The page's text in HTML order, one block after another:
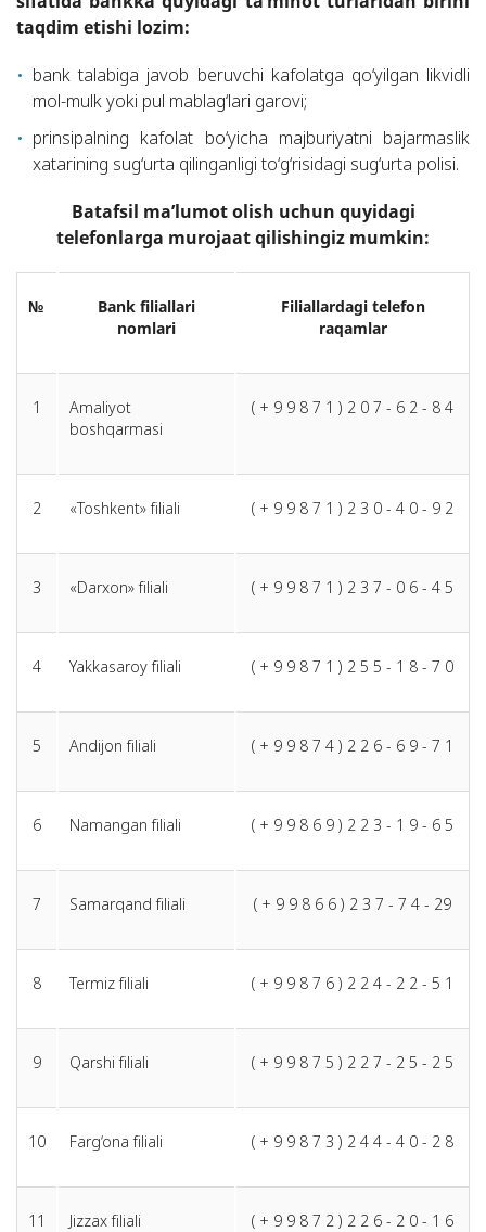
taqdim etishi lozim:
bank talabiga javob beruvchi kafolatga qo‘yilgan likvidli
mol-mulk yoki pul mablag‘lari garovi;
prinsipalning kafolat bo‘yicha majburiyatni bajarmaslik
xatarining sug‘urta qilinganligi to‘g‘risidagi sug‘urta polisi.
Batafsil ma’lumot olish uchun quyidagi
telefonlarga murojaat qilishingiz mumkin:
№
Bank filiallari
nomlari
Filiallardagi telefon
raqamlar
1
Amaliyot
boshqarmasi
( + 9 9 8 7 1 ) 2 0 7 - 6 2 - 8 4
2 «Toshkent» filiali ( + 9 9 8 7 1 ) 2 3 0 - 4 0 - 9 2
3 «Darxon» filiali ( + 9 9 8 7 1 ) 2 3 7 - 0 6 - 4 5
4 Yakkasaroy filiali ( + 9 9 8 7 1 ) 2 5 5 - 1 8 - 7 0
5 Andijon filiali ( + 9 9 8 7 4 ) 2 2 6 - 6 9 - 7 1
6 Namangan filiali ( + 9 9 8 6 9 ) 2 2 3 - 1 9 - 6 5
7 Samarqand filiali ( + 9 9 8 6 6 ) 2 3 7 - 7 4 - 29
8 Termiz filiali ( + 9 9 8 7 6 ) 2 2 4 - 2 2 - 5 1
9 Qarshi filiali ( + 9 9 8 7 5 ) 2 2 7 - 2 5 - 2 5
10 Farg‘ona filiali ( + 9 9 8 7 3 ) 2 4 4 - 4 0 - 2 8
11 Jizzax filiali ( + 9 9 8 7 2 ) 2 2 6 - 2 0 - 1 6